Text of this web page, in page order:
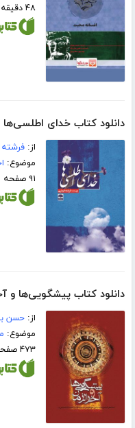
۴۸ دقیقه
دانلود کتاب خدای اطلسی‌ها
از:
موضوع:
۹۱ صفحه
دانلود کتاب پیشگویی‌ها و
از:حسن
موضوع:
۴۷۳ صفحه